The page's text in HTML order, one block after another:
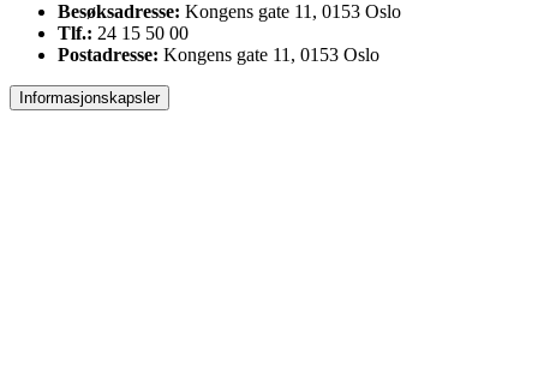
Besøksadresse: Kongens gate 11, 0153 Oslo
Tlf.: 24 15 50 00
Postadresse: Kongens gate 11, 0153 Oslo
Informasjonskapsler